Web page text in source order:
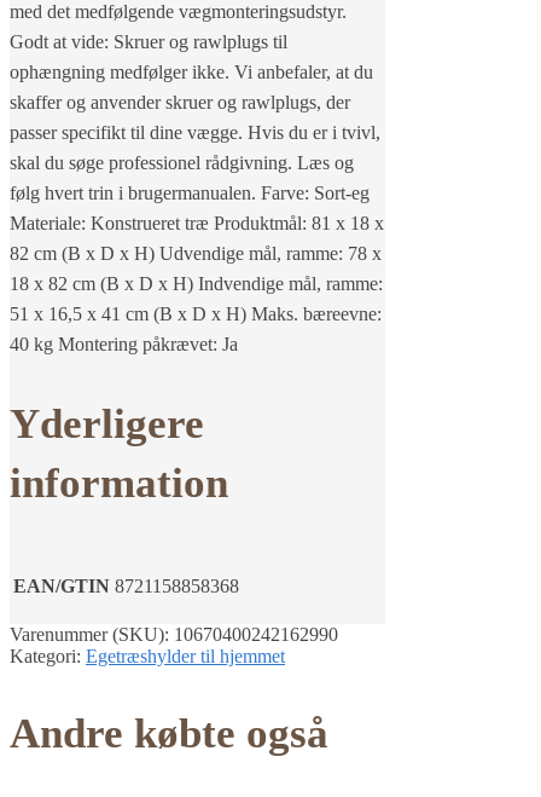
med det medfølgende vægmonteringsudstyr.
Godt at vide: Skruer og rawlplugs til
ophængning medfølger ikke. Vi anbefaler, at du
skaffer og anvender skruer og rawlplugs, der
passer specifikt til dine vægge. Hvis du er i tvivl,
skal du søge professionel rådgivning. Læs og
følg hvert trin i brugermanualen. Farve: Sort-eg
Materiale: Konstrueret træ Produktmål: 81 x 18 x
82 cm (B x D x H) Udvendige mål, ramme: 78 x
18 x 82 cm (B x D x H) Indvendige mål, ramme:
51 x 16,5 x 41 cm (B x D x H) Maks. bæreevne:
40 kg Montering påkrævet: Ja
Yderligere
information
EAN/GTIN 8721158858368
Varenummer (SKU): 10670400242162990
Kategori: Egetræshylder til hjemmet
Andre købte også